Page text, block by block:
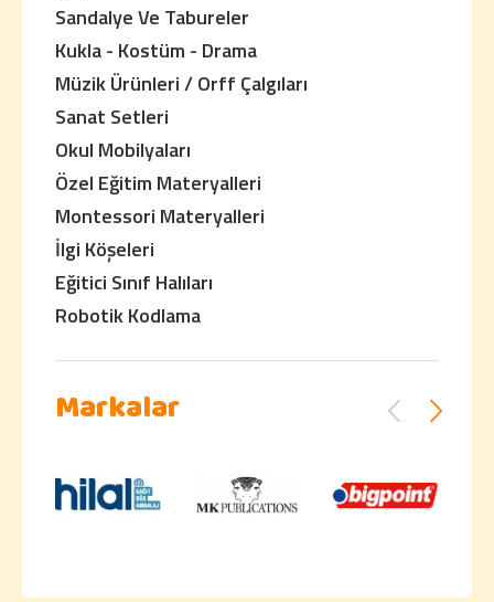
Sandalye Ve Tabureler
Kukla - Kostüm - Drama
Müzik Ürünleri / Orff Çalgıları
Sanat Setleri
Okul Mobilyaları
Özel Eğitim Materyalleri
Montessori Materyalleri
İlgi Köşeleri
Eğitici Sınıf Halıları
Robotik Kodlama
Markalar